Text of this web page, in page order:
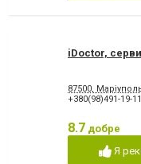
iDoctor,
87500,
+380(98)491-19-11
8.7 добре
Я